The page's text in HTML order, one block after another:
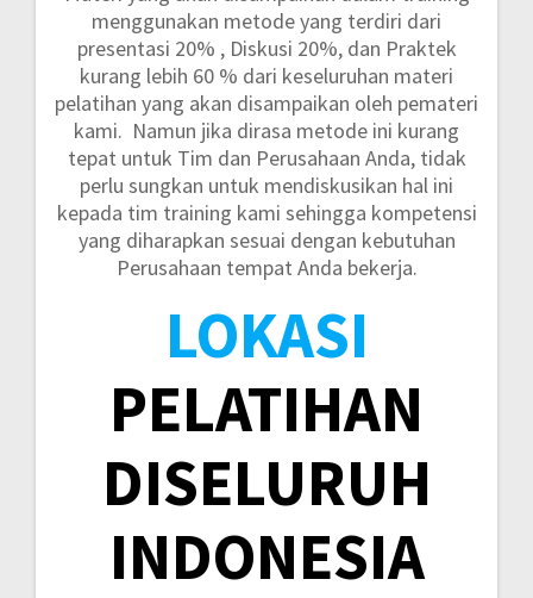
menggunakan metode yang terdiri dari
presentasi 20% , Diskusi 20%, dan Praktek
kurang lebih 60 % dari keseluruhan materi
pelatihan yang akan disampaikan oleh pemateri
kami. Namun jika dirasa metode ini kurang
tepat untuk Tim dan Perusahaan Anda, tidak
perlu sungkan untuk mendiskusikan hal ini
kepada tim training kami sehingga kompetensi
yang diharapkan sesuai dengan kebutuhan
Perusahaan tempat Anda bekerja.
LOKASI
PELATIHAN
DISELURUH
INDONESIA